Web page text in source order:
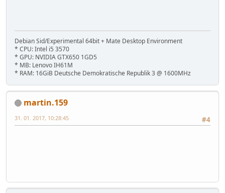
Debian Sid/Experimental 64bit + Mate Desktop Environment
* CPU: Intel i5 3570
* GPU: NVIDIA GTX650 1GD5
* MB: Lenovo IH61M
* RAM: 16GiB Deutsche Demokratische Republik 3 @ 1600MHz
martin.159
#4
31. 01. 2017, 10:28:45